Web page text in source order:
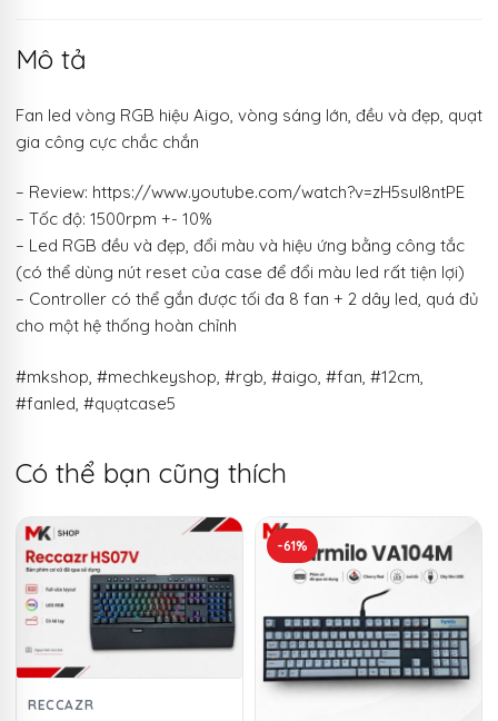
Mô tả
Fan led vòng RGB hiệu Aigo, vòng sáng lớn, đều và đẹp, quạt
gia công cực chắc chắn
– Review: https://www.youtube.com/watch?v=zH5suI8ntPE
– Tốc độ: 1500rpm +- 10%
– Led RGB đều và đẹp, đổi màu và hiệu ứng bằng công tắc
(có thể dùng nút reset của case để đổi màu led rất tiện lợi)
– Controller có thể gắn được tối đa 8 fan + 2 dây led, quá đủ
cho một hệ thống hoàn chỉnh
#mkshop, #mechkeyshop, #rgb, #aigo, #fan, #12cm,
#fanled, #quạtcase5
Có thể bạn cũng thích
RECCAZR
-61%